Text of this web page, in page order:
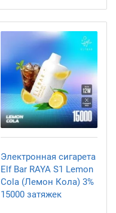
Электронная сигарета
Elf Bar RAYA S1 Lemon
Cola (Лемон Кола) 3%
15000 затяжек